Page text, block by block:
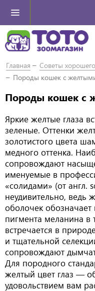
Главная
Советы
Породы кошек с
Породы кошек с
Яркие желтые глаза
зеленые. Оттенки
золотистого цвета
медного оттенка.
сопровождают
именуемые в
«солидами» (от
неудивительно, ведь
оболочек
пигмента меланина в
встречается в
и тщательной
сопровождают
Для породного
желтый цвет глаз —
удовольствием вам